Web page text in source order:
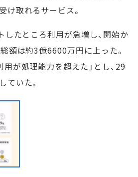
け取れるサービス。
たところ利用が急増し、開始か
額は約3億6600万円に上った。
が処理能力を超えた」とし、29
ていた。